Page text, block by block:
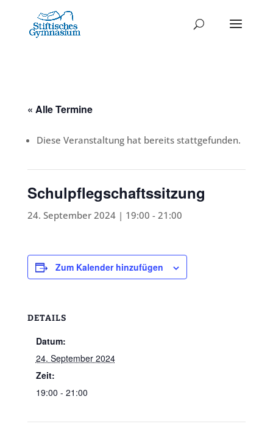
« Alle Termine
Diese Veranstaltung hat bereits stattgefunden.
Schulpflegschaftssitzung
24. September 2024 | 19:00 - 21:00
Zum Kalender hinzufügen
DETAILS
Datum:
24. September 2024
Zeit:
19:00 - 21:00